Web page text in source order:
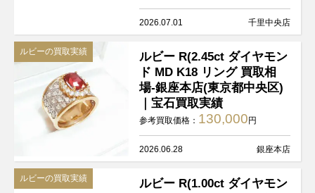
2026.07.01 千里中央店
ルビーの買取実績
ルビー R(2.45ct ダイヤモン
ド MD K18 リング 買取相
場-銀座本店(東京都中央区)
｜宝石買取実績
参考買取価格： 130,000円
2026.06.28 銀座本店
ルビーの買取実績
ルビー R(1.00ct ダイヤモン